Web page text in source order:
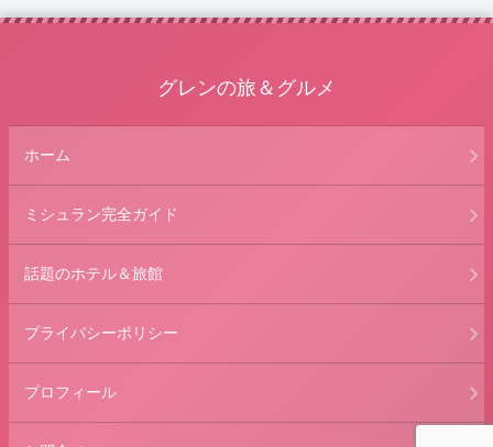
グレンの旅＆グルメ
ホーム
ミシュラン完全ガイド
話題のホテル＆旅館
プライバシーポリシー
プロフィール